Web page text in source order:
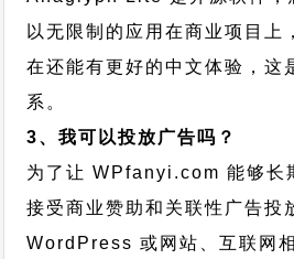
以无限制的应用在商业项目上
在还能有更好的中文体验，这
系。
3、我可以投放广告吗？
为了让 WPfanyi.com 能够长
接受商业赞助和关联性广告投
WordPress 或网站、互联网